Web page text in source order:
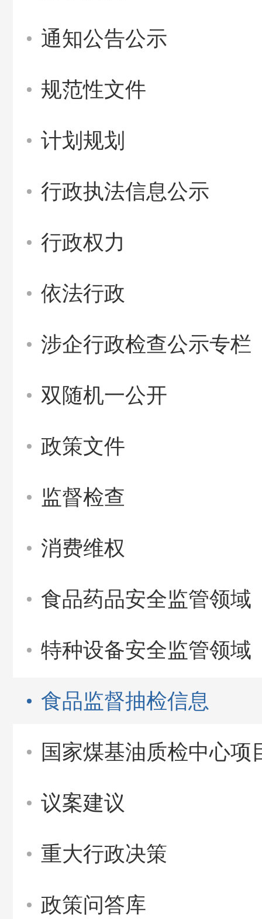
通知公告公示
规范性文件
计划规划
行政执法信息公示
行政权力
依法行政
涉企行政检查公示专栏
双随机一公开
政策文件
监督检查
消费维权
食品药品安全监管领域
特种设备安全监管领域
食品监督抽检信息
国家煤基油质检中心项
议案建议
重大行政决策
政策问答库